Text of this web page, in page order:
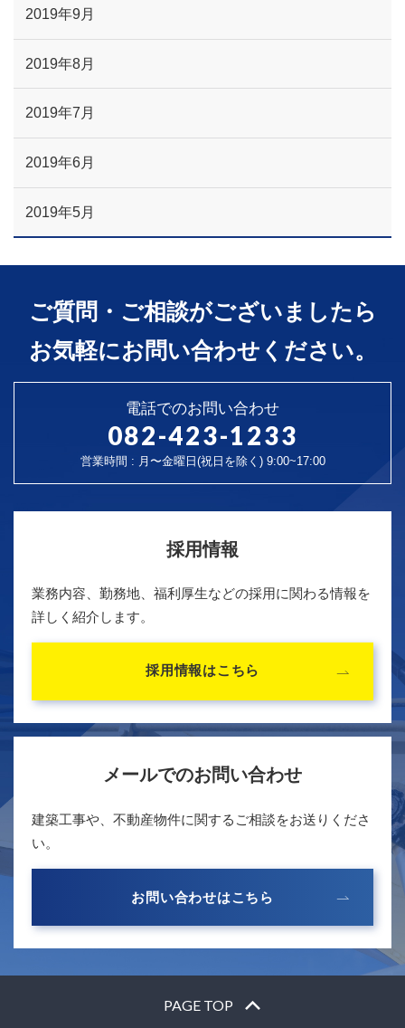
2019年9月
2019年8月
2019年7月
2019年6月
2019年5月
ご質問・ご相談がございましたら
お気軽にお問い合わせください。
電話でのお問い合わせ
082-423-1233
営業時間 : 月〜金曜日(祝日を除く) 9:00~17:00
採用情報
業務内容、勤務地、福利厚生などの採用に関わる情報を
詳しく紹介します。
採用情報はこちら
メールでのお問い合わせ
建築工事や、不動産物件に関するご相談をお送りくださ
い。
お問い合わせはこちら
PAGE TOP